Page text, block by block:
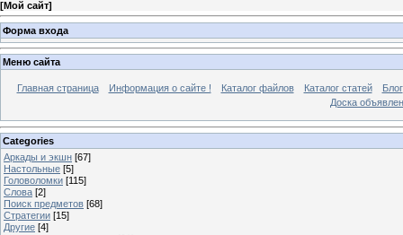
[Мой сайт]
Форма входа
Меню сайта
Главная страница Информация о сайте ! Каталог файлов Каталог статей
Блог
Доска
Categories
Аркады и экшн [67]
Настольные [5]
Головоломки [115]
Слова [2]
Поиск предметов [68]
Стратегии [15]
Другие [4]